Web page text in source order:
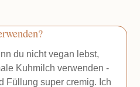
du nicht vegan lebst,
Kuhmilch verwenden -
Füllung super cremig. Ich